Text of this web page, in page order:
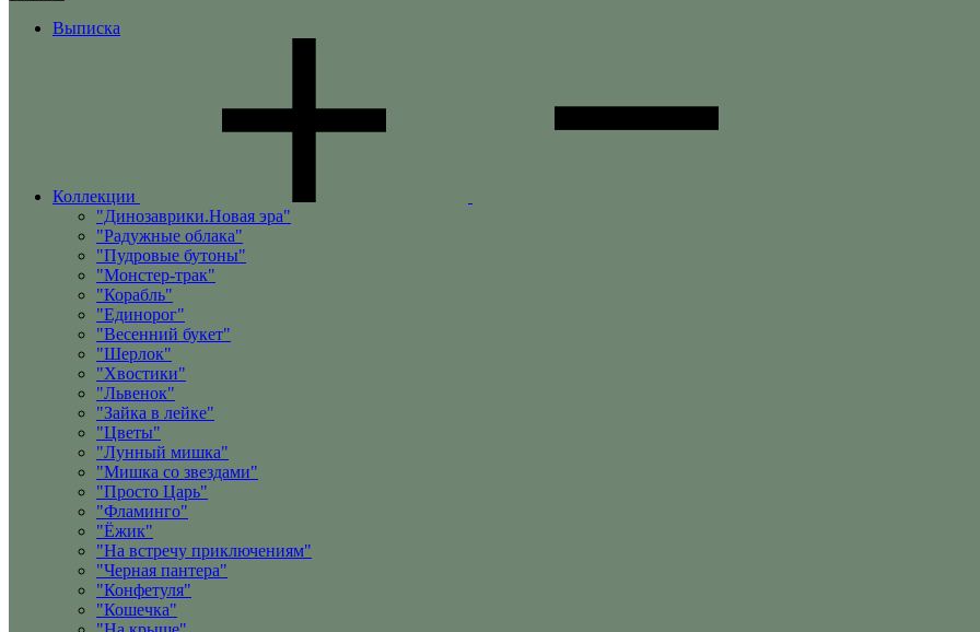
Выписка
Коллекции
"Динозаврики.Новая эра"
"Радужные облака"
"Пудровые бутоны"
"Монстер-трак"
"Корабль"
"Единорог"
"Весенний букет"
"Шерлок"
"Хвостики"
"Львенок"
"Зайка в лейке"
"Цветы"
"Лунный мишка"
"Мишка со звездами"
"Просто Царь"
"Фламинго"
"Ёжик"
"На встречу приключениям"
"Черная пантера"
"Конфетуля"
"Кошечка"